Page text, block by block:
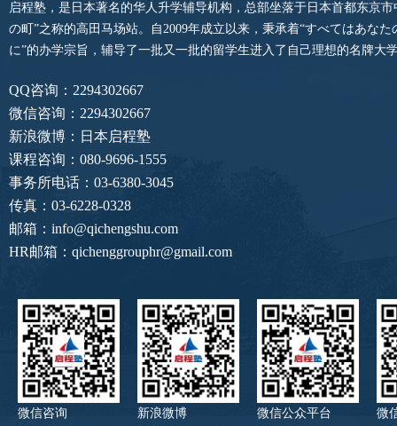
启程塾，是日本著名的华人升学辅导机构，总部坐落于日本首都东京市
の町”之称的高田马场站。自2009年成立以来，秉承着“すべてはあなた
に”的办学宗旨，辅导了一批又一批的留学生进入了自己理想的名牌大
QQ咨询：2294302667
微信咨询：2294302667
新浪微博：日本启程塾
课程咨询：080-9696-1555
事务所电话：03-6380-3045
传真：03-6228-0328
邮箱：info@qichengshu.com
HR邮箱：qichenggrouphr@gmail.com
微信咨询
新浪微博
微信公众平台
微